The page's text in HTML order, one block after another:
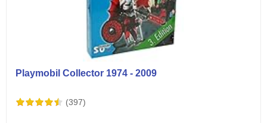
Playmobil Collector 1974 - 2009
(397)